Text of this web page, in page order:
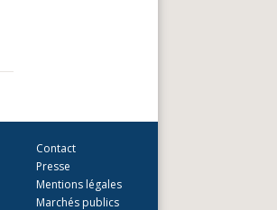
Contact
Presse
Mentions légales
Marchés publics